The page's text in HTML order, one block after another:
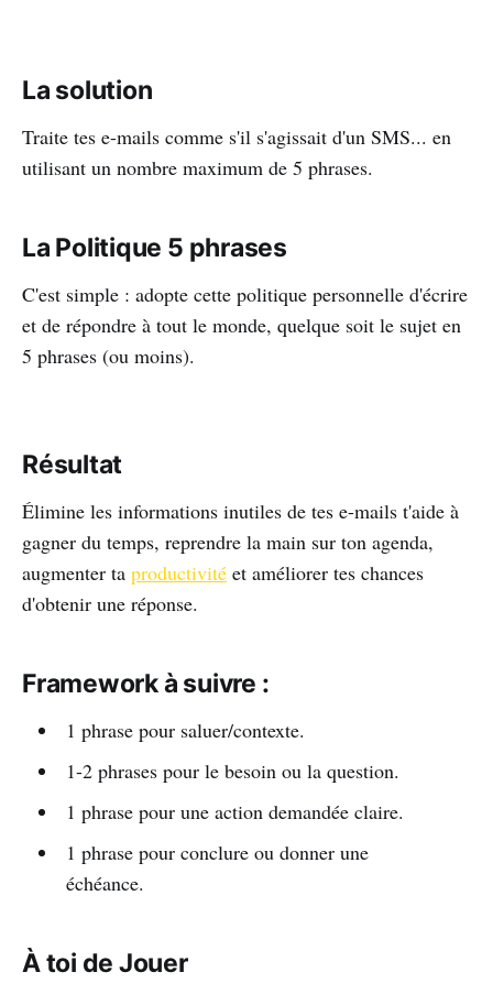
La solution
Traite tes e-mails comme s'il s'agissait d'un SMS... en
utilisant un nombre maximum de 5 phrases.
La Politique 5 phrases
C'est simple : adopte cette politique personnelle d'écrire
et de répondre à tout le monde, quelque soit le sujet en
5 phrases (ou moins).
Résultat
Élimine les informations inutiles de tes e-mails t'aide à
gagner du temps, reprendre la main sur ton agenda,
augmenter ta productivité et améliorer tes chances
d'obtenir une réponse.
Framework à suivre :
1 phrase pour saluer/contexte.
1-2 phrases pour le besoin ou la question.
1 phrase pour une action demandée claire.
1 phrase pour conclure ou donner une
échéance.
À toi de Jouer